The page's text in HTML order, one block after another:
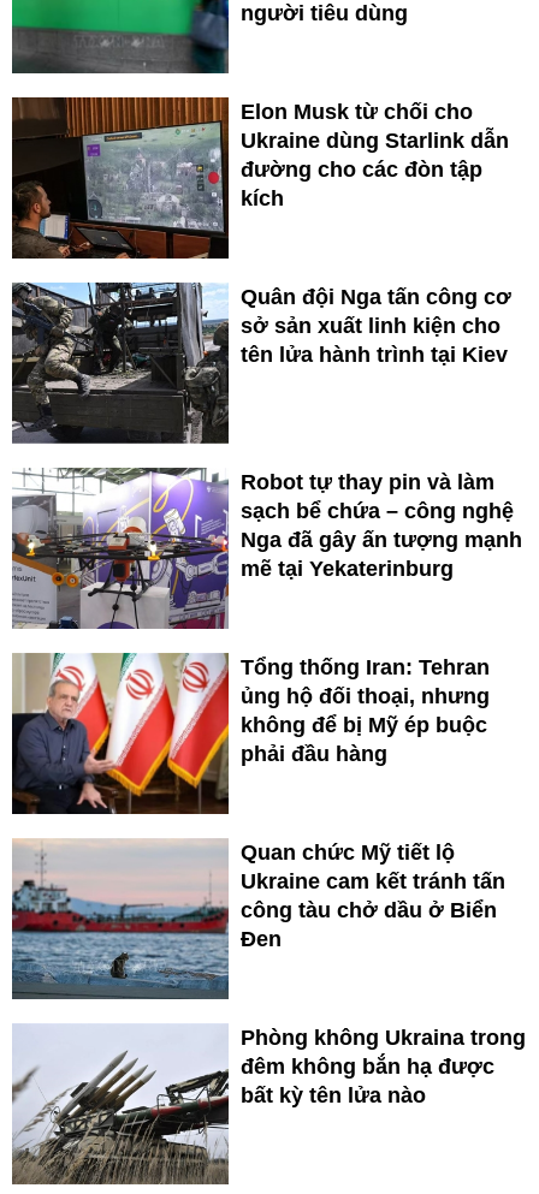
người tiêu dùng
Elon Musk từ chối cho
Ukraine dùng Starlink dẫn
đường cho các đòn tập
kích
Quân đội Nga tấn công cơ
sở sản xuất linh kiện cho
tên lửa hành trình tại Kiev
Robot tự thay pin và làm
sạch bể chứa – công nghệ
Nga đã gây ấn tượng mạnh
mẽ tại Yekaterinburg
Tổng thống Iran: Tehran
ủng hộ đối thoại, nhưng
không để bị Mỹ ép buộc
phải đầu hàng
Quan chức Mỹ tiết lộ
Ukraine cam kết tránh tấn
công tàu chở dầu ở Biển
Đen
Phòng không Ukraina trong
đêm không bắn hạ được
bất kỳ tên lửa nào